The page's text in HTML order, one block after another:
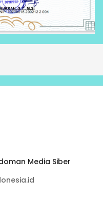
Media Siber